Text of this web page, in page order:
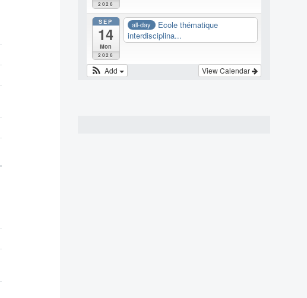
2026
SEP
14
Mon
2026
all-day
Ecole thématique
interdisciplina...
View Calendar
Add